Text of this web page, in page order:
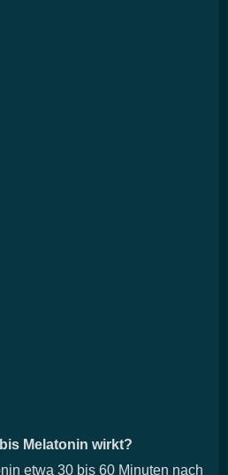
Melatonin wirkt?
etwa 30 bis 60 Minuten nach